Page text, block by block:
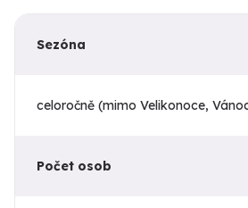
Sezóna
celoročně (mimo Velikonoce,
Počet osob